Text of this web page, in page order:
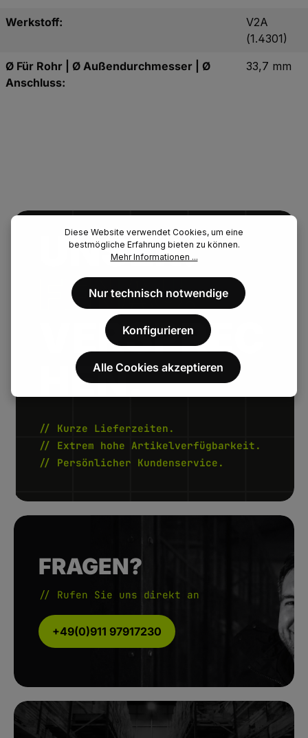
Werkstoff:
V2A
(1.4301)
Ø Für Rohr | Ø Außendurchmesser | Ø
Anschluss:
33,7 mm
UNSER.
FENAU.
VERSPREC
HEN.
// Kurze Lieferzeiten.
// Extrem hohe Artikelverfügbarkeit.
// Persönlicher Kundenservice.
FRAGEN?
// Rufen Sie uns direkt an
+49(0)911 97917230
Diese Website verwendet Cookies, um eine
bestmögliche Erfahrung bieten zu können.
Mehr Informationen ...
Nur technisch notwendige
Konfigurieren
Alle Cookies akzeptieren